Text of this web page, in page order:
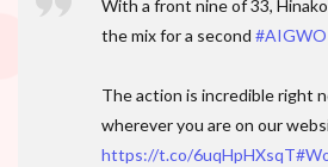
With a front nine of 33,
the mix for a second #AIGWO
The action is incredible right
wherever you are on our
https://t.co/6uqHpHXsqT